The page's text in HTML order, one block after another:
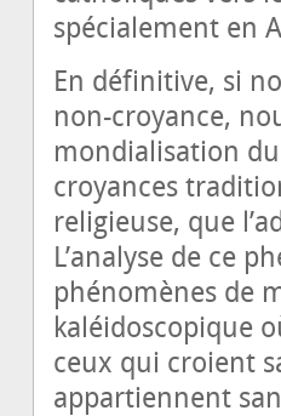
spécialement en
En définitive, si
non-croyance,
mondialisation
croyances
religieuse, que
L’analyse de ce
phénomènes de
kaléidoscopique
ceux qui croient
appartiennent